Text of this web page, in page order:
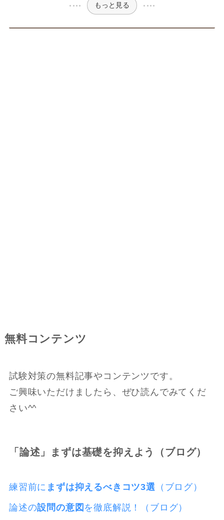
もっと見る
無料コンテンツ
試験対策の無料記事やコンテンツです。
ご興味いただけましたら、ぜひ読んでみてくだ
さい^^
「論述」まずは基礎を抑えよう（ブログ）
練習前に まずは抑えるべきコツ3選 （ブログ）
論述の設問の意図 を徹底解説！（ブログ）